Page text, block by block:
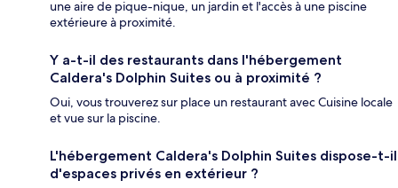
une aire de pique-nique, un jardin et l'accès à une piscine
extérieure à proximité.
Y a-t-il des restaurants dans l'hébergement
Caldera's Dolphin Suites ou à proximité ?
Oui, vous trouverez sur place un restaurant avec Cuisine locale
et vue sur la piscine.
L'hébergement Caldera's Dolphin Suites dispose-t-il
d'espaces privés en extérieur ?